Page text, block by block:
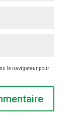
le navigateur pour